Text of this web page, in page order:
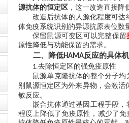
源抗体的恒定区 ，这一改造直接
改造后抗体的人源化程度可达
体免疫系统识别的异源抗原表位数
保留鼠源可变区可以完整保留
原性降低与功能保留的需求。
二、降低HAMA反应的具体
1.去除恒定区的强免疫原性
鼠源单克隆抗体的整个分子均
别鼠源恒定区为外来异物，会激
敏反应‌。
嵌合抗体通过基因工程手段
程度上降低了免疫原性，减少了